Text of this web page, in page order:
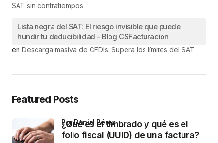
SAT sin contratiempos
Lista negra del SAT: El riesgo invisible que puede
hundir tu deducibilidad - Blog CSFacturacion
en Descarga masiva de CFDIs: Supera los límites del SAT
Featured Posts
¿Qué es el timbrado y qué es el
folio fiscal (UUID) de una factura?
por Daniel Pérez